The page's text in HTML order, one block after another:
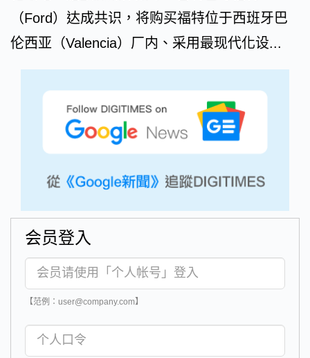
（Ford）达成共识，将购买福特位于西班牙巴
伦西亚（Valencia）厂内、采用最现代化设...
会员登入
【范例：user@company.com】